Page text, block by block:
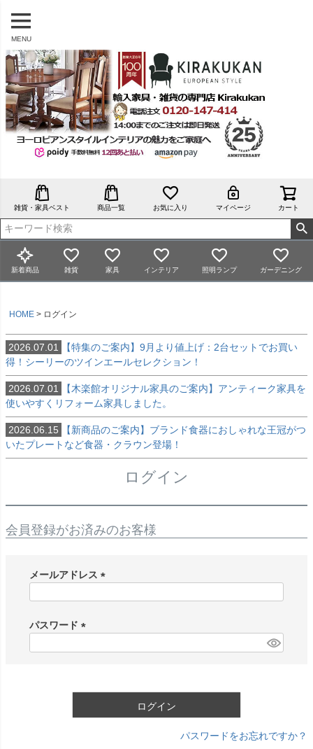
MENU
雑貨・家具ベスト 商品一覧 お気に入り マイページ カート
新着商品 雑貨 家具 インテリア 照明ランプ ガーデニング
HOME ログイン
2026.07.01
【特集のご案内】9月より値上げ：2台セットでお買い
得！シーリーのツインエールセレクション！
2026.07.01
【木楽館オリジナル家具のご案内】アンティーク家具を
使いやすくリフォーム家具しました。
2026.06.15
【新商品のご案内】ブランド食器におしゃれな王冠がつ
いたプレートなど食器・クラウン登場！
ログイン
会員登録がお済みのお客様
メールアドレス
)
パスワード
ログイン
パスワードをお忘れですか？